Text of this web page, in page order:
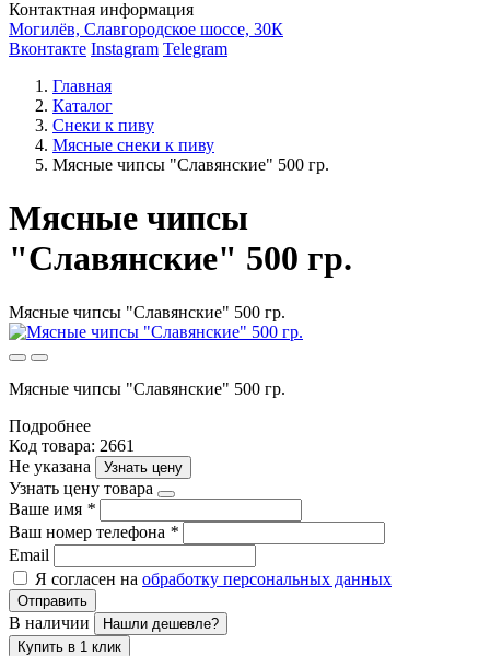
Контактная информация
Могилёв, Славгородское шоссе, 30К
Вконтакте Instagram Telegram
Главная
Каталог
Снеки к пиву
Мясные снеки к пиву
Мясные чипсы "Славянские" 500 гр.
Мясные чипсы
"Славянские" 500 гр.
Мясные чипсы "Славянские" 500 гр.
Мясные чипсы "Славянские" 500 гр.
Подробнее
Код товара: 2661
Не указана
Узнать цену
Узнать цену товара
Ваше имя *
Ваш номер телефона *
Email
Я согласен на обработку персональных данных
Отправить
В наличии
Нашли дешевле?
Купить в 1 клик